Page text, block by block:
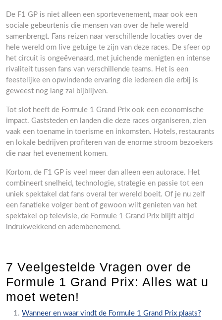
De F1 GP is niet alleen een sportevenement, maar ook een
sociale gebeurtenis die mensen van over de hele wereld
samenbrengt. Fans reizen naar verschillende locaties over de
hele wereld om live getuige te zijn van deze races. De sfeer op
het circuit is ongeëvenaard, met juichende menigten en intense
rivaliteit tussen fans van verschillende teams. Het is een
feestelijke en opwindende ervaring die iedereen die erbij is
geweest nog lang zal bijblijven.
Tot slot heeft de Formule 1 Grand Prix ook een economische
impact. Gaststeden en landen die deze races organiseren, zien
vaak een toename in toerisme en inkomsten. Hotels, restaurants
en lokale bedrijven profiteren van de enorme stroom bezoekers
die naar het evenement komen.
Kortom, de F1 GP is veel meer dan alleen een autorace. Het
combineert snelheid, technologie, strategie en passie tot een
uniek spektakel dat fans overal ter wereld boeit. Of je nu zelf
een fanatieke volger bent of gewoon wilt genieten van het
spektakel op televisie, de Formule 1 Grand Prix blijft altijd
indrukwekkend en adembenemend.
7 Veelgestelde Vragen over de
Formule 1 Grand Prix: Alles wat u
moet weten!
Wanneer en waar vindt de Formule 1 Grand Prix plaats?